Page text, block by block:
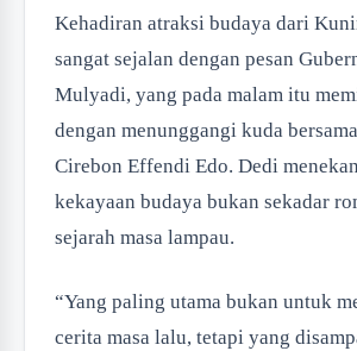
Kehadiran atraksi budaya dari
sangat sejalan dengan pesan
Mulyadi, yang pada malam itu
dengan menunggangi kuda
Cirebon Effendi Edo. Dedi
kekayaan budaya bukan sekadar
sejarah masa lampau.
“Yang paling utama bukan untuk
cerita masa lalu, tetapi yang